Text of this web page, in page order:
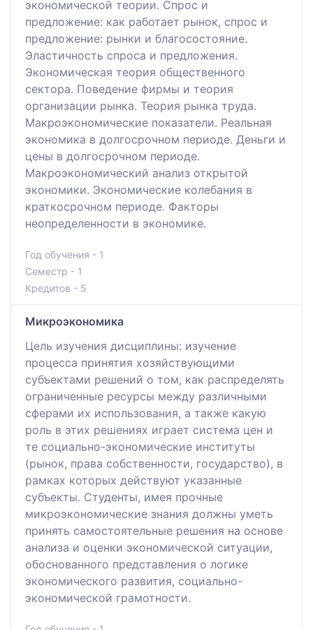
экономической теории. Спрос и
предложение: как работает рынок, спрос и
предложение: рынки и благосостояние.
Эластичность спроса и предложения.
Экономическая теория общественного
сектора. Поведение фирмы и теория
организации рынка. Теория рынка труда.
Макроэкономические показатели. Реальная
экономика в долгосрочном периоде. Деньги и
цены в долгосрочном периоде.
Макроэкономический анализ открытой
экономики. Экономические колебания в
краткосрочном периоде. Факторы
неопределенности в экономике.
Год обучения - 1
Семестр - 1
Кредитов - 5
Микроэкономика
Цель изучения дисциплины: изучение
процесса принятия хозяйствующими
субъектами решений о том, как распределять
ограниченные ресурсы между различными
сферами их использования, а также какую
роль в этих решениях играет система цен и
те социально-экономические институты
(рынок, права собственности, государство), в
рамках которых действуют указанные
субъекты. Студенты, имея прочные
микроэкономические знания должны уметь
принять самостоятельные решения на основе
анализа и оценки экономической ситуации,
обоснованного представления о логике
экономического развития, социально-
экономической грамотности.